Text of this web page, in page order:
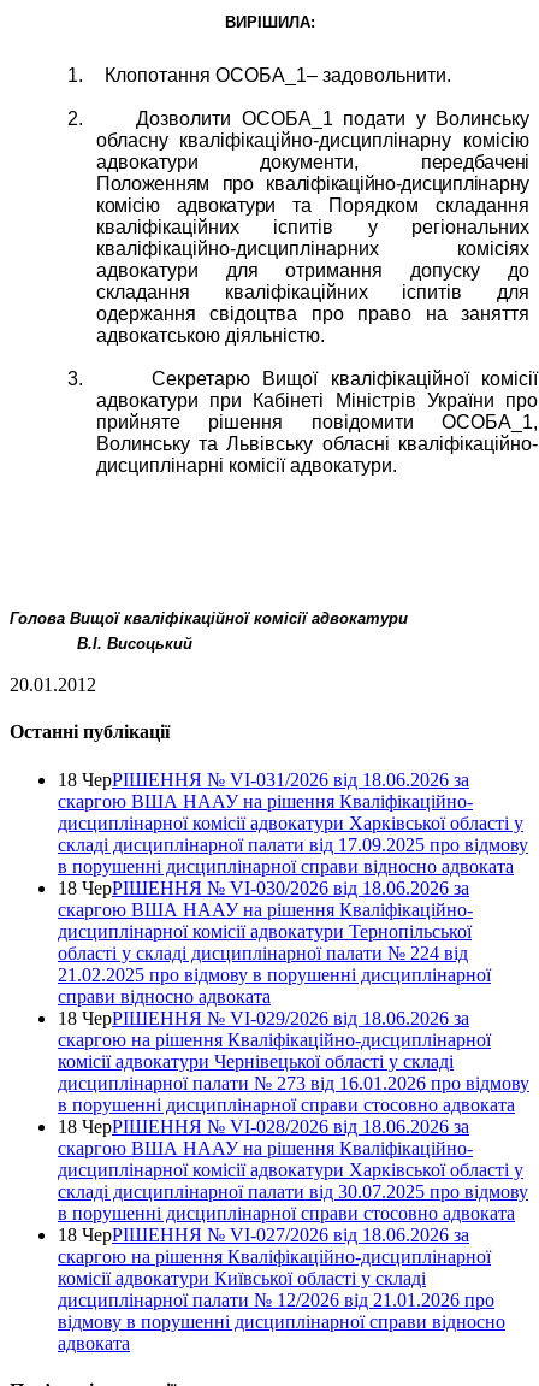
ВИРІШИЛА:
1. Клопотання ОСОБА_1– задовольнити.
2.
Дозволити ОСОБА_1 подати у Волинську
обласну кваліфікаційно-дисциплінарну комісію
адвокатури документи, передбачені
Положенням про кваліфікаційно-дисциплінарну
комісію адвокатури та Порядком складання
кваліфікаційних іспитів у регіональних
кваліфікаційно-дисциплінарних комісіях
адвокатури для отримання допуску до
складання кваліфікаційних іспитів для
одержання свідоцтва про право на заняття
адвокатською діяльністю.
3.
Секретарю Вищої кваліфікаційної комісії
адвокатури при Кабінеті Міністрів України про
прийняте рішення повідомити ОСОБА_1,
Волинську та Львівську обласні кваліфікаційно-
дисциплінарні комісії адвокатури.
Голова Вищої кваліфікаційної комісії адвокатури
В.І. Висоцький
20.01.2012
Останні публікації
18 ЧерРІШЕННЯ № VІ-031/2026 від 18.06.2026 за
скаргою ВША НААУ на рішення Кваліфікаційно-
дисциплінарної комісії адвокатури Харківської області у
складі дисциплінарної палати від 17.09.2025 про відмову
в порушенні дисциплінарної справи відносно адвоката
18 ЧерРІШЕННЯ № VІ-030/2026 від 18.06.2026 за
скаргою ВША НААУ на рішення Кваліфікаційно-
дисциплінарної комісії адвокатури Тернопільської
області у складі дисциплінарної палати № 224 від
21.02.2025 про відмову в порушенні дисциплінарної
справи відносно адвоката
18 ЧерРІШЕННЯ № VІ-029/2026 від 18.06.2026 за
скаргою на рішення Кваліфікаційно-дисциплінарної
комісії адвокатури Чернівецької області у складі
дисциплінарної палати № 273 від 16.01.2026 про відмову
в порушенні дисциплінарної справи стосовно адвоката
18 ЧерРІШЕННЯ № VІ-028/2026 від 18.06.2026 за
скаргою ВША НААУ на рішення Кваліфікаційно-
дисциплінарної комісії адвокатури Харківської області у
складі дисциплінарної палати від 30.07.2025 про відмову
в порушенні дисциплінарної справи стосовно адвоката
18 ЧерРІШЕННЯ № VІ-027/2026 від 18.06.2026 за
скаргою на рішення Кваліфікаційно-дисциплінарної
комісії адвокатури Київської області у складі
дисциплінарної палати № 12/2026 від 21.01.2026 про
відмову в порушенні дисциплінарної справи відносно
адвоката